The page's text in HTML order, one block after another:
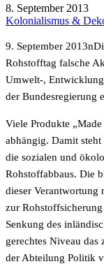
8. September 2013
Kolonialismus &
9. September
Rohstofftag falsche
Umwelt-,
der Bundesregierung
Viele Produkte
abhängig. Damit
die sozialen und
Rohstoffabbaus. Die
dieser Verantwortung
zur
Senkung des
gerechtes Niveau
der Abteilung Politik